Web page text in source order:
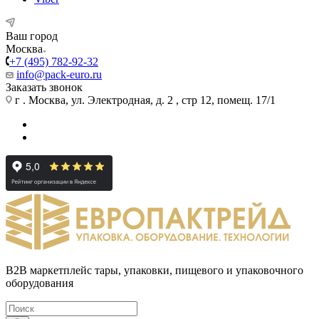
Ваш город
Москва
+7 (495) 782-92-32
info@pack-euro.ru
Заказать звонок
г . Москва, ул. Электродная, д. 2 , стр 12, помещ. 17/1
B2B маркетплейс тары, упаковки, пищевого и упаковочного
оборудования